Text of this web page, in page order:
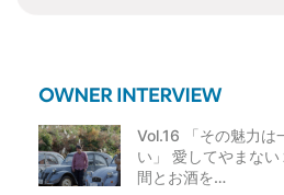
Vol.16 「その魅力は
い」 愛してやまな
間とお酒を…